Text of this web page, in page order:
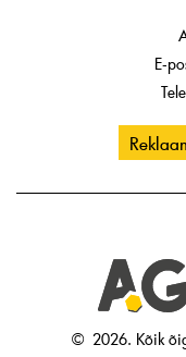
E-
© 2026. Kõik